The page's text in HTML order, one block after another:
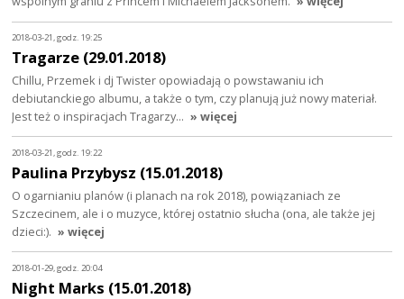
2018-03-21, godz. 19:25
Tragarze (29.01.2018)
Chillu, Przemek i dj Twister opowiadają o powstawaniu ich
debiutanckiego albumu, a także o tym, czy planują już nowy materiał.
Jest też o inspiracjach Tragarzy… » więcej
2018-03-21, godz. 19:22
Paulina Przybysz (15.01.2018)
O ogarnianiu planów (i planach na rok 2018), powiązaniach ze
Szczecinem, ale i o muzyce, której ostatnio słucha (ona, ale także jej
dzieci:). » więcej
2018-01-29, godz. 20:04
Night Marks (15.01.2018)